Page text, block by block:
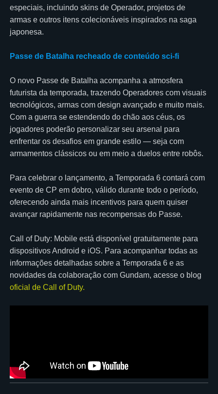
especiais, incluindo skins de Operador, projetos de
armas e outros itens colecionáveis inspirados na saga
japonesa.
Passe de Batalha recheado de conteúdo sci-fi
O novo Passe de Batalha acompanha a atmosfera
futurista da temporada, trazendo Operadores com visuais
tecnológicos, armas com design avançado e muito mais.
Com a guerra se estendendo do chão aos céus, os
jogadores poderão personalizar seu arsenal para
enfrentar os desafios em grande estilo — seja com
armamentos clássicos ou em meio a duelos entre robôs.
Para celebrar o lançamento, a Temporada 6 contará com
evento de CP em dobro, válido durante todo o período,
oferecendo ainda mais incentivos para quem quiser
avançar rapidamente nas recompensas do Passe.
Call of Duty: Mobile está disponível gratuitamente para
dispositivos Android e iOS. Para acompanhar todas as
informações detalhadas sobre a Temporada 6 e as
novidades da colaboração com Gundam, acesse o blog
oficial de Call of Duty.